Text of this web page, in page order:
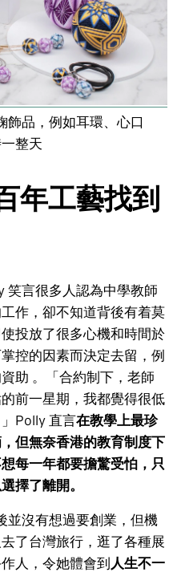
飾品，例如耳環、心口
整天
年工藝找到
笑言很多人認為中學教師
作，卻不知道背後有着莫
投放了很多心機和時間於
控的因素而決定去留，例
助 。「合約制下，老師
前一星期，我都覺得很低
Polly 直言在教學上最珍
但無奈香港的教育制度下
每一年都要擔驚受怕，只
擇了離開。
並沒有想過要創業，但機
了台灣旅行，逛了各種展
人，令她體會到 人生不一